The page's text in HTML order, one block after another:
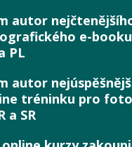
autor
e-booku
PL
autor
tréninku pro
a SR